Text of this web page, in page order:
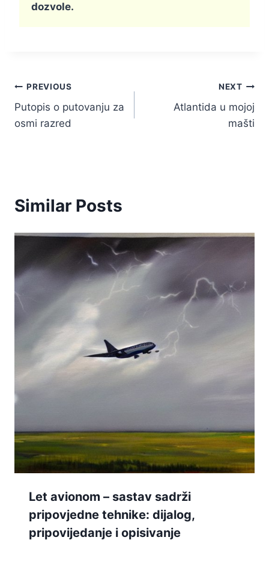
dozvole.
Kretanje
članka
PREVIOUS
Putopis o putovanju za
osmi razred
NEXT
Atlantida u mojoj
mašti
Similar Posts
Let avionom – sastav sadrži
pripovjedne tehnike: dijalog,
pripovijedanje i opisivanje